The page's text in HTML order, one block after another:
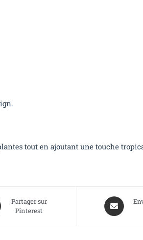
tout en ajoutant une touche
Partager sur
Pinterest